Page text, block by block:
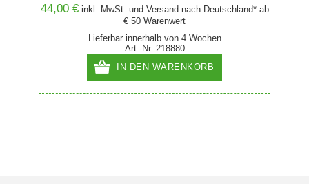
44,00 € inkl. MwSt. und Versandnach Deutschland* ab
€ 50 Warenwert
Lieferbar innerhalb von 4 Wochen
Art.-Nr. 218880
IN DEN WARENKORB